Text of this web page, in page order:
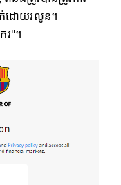
ក់ដោយរលូន។
រ"។